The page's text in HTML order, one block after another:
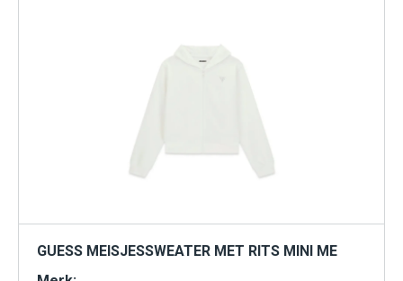
GUESS MEISJESSWEATER MET RITS MINI ME